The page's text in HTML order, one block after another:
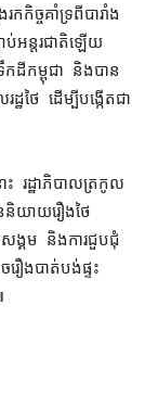
កិច្ច​គាំទ្រ​ពី​បារាំង
ប់​អន្តរជាតិ​ឡើយ
ទឹកដី​កម្ពុជា និង​បាន​
ឋ​ថៃ ដើម្បី​បង្កើត​ជា​
ះ រដ្ឋាភិបាល​ត្រកូល
និយាយ​រឿង​ថៃ​
សង្គម និង​ការ​ជួបជុំ​
ឿង​បាត់បង់​ផ្ទះ